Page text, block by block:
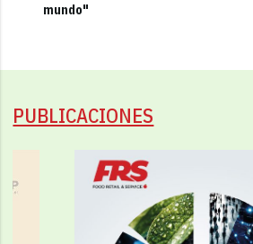
mundo"
PUBLICACIONES